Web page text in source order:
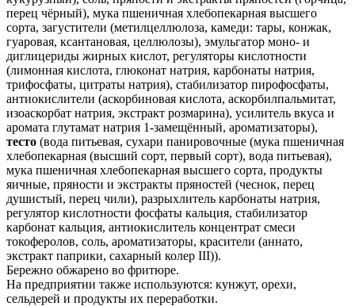
перец чёрный), мука пшеничная хлебопекарная высшего
сорта, загустители (метилцеллюлоза, камеди: тары, конжак,
гуаровая, ксантановая, целлюлозы), эмульгатор моно- и
диглицериды жирных кислот, регуляторы кислотности
(лимонная кислота, глюконат натрия, карбонаты натрия,
трифосфаты, цитраты натрия), стабилизатор пирофосфаты,
антиокислители (аскорбиновая кислота, аскорбилпальмитат,
изоаскорбат натрия, экстракт розмарина), усилитель вкуса и
аромата глутамат натрия 1-замещённый, ароматизаторы),
тесто (вода питьевая, сухари панировочные (мука пшеничная
хлебопекарная (высший сорт, первый сорт), вода питьевая),
мука пшеничная хлебопекарная высшего сорта, продукты
яичные, пряности и экстракты пряностей (чеснок, перец
душистый, перец чили), разрыхлитель карбонаты натрия,
регулятор кислотности фосфаты кальция, стабилизатор
карбонат кальция, антиокислитель концентрат смеси
токоферолов, соль, ароматизаторы, красители (аннато,
экстракт паприки, сахарный колер III)).
Бережно обжарено во фритюре.
На предприятии также используются: кунжут, орехи,
сельдерей и продукты их переработки.